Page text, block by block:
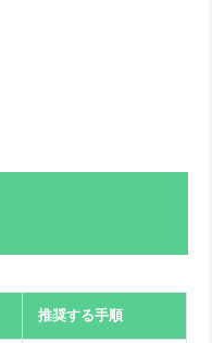
推奨する手順